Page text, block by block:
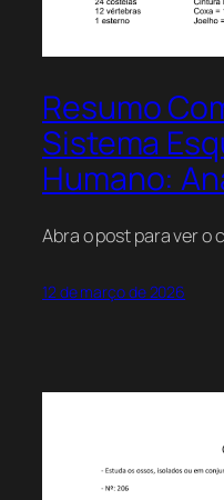
Resumo
Sistema
Humano:
Abra o post para ver o
12 de março de 2026